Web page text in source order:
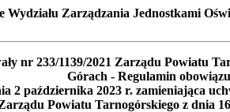
Wydziału Zarządzania Jednostkami
nr 233/1139/2021 Zarządu Powiatu
Górach - Regulamin
2 października 2023 r. zamieniająca
Powiatu Tarnogórskiego z dnia